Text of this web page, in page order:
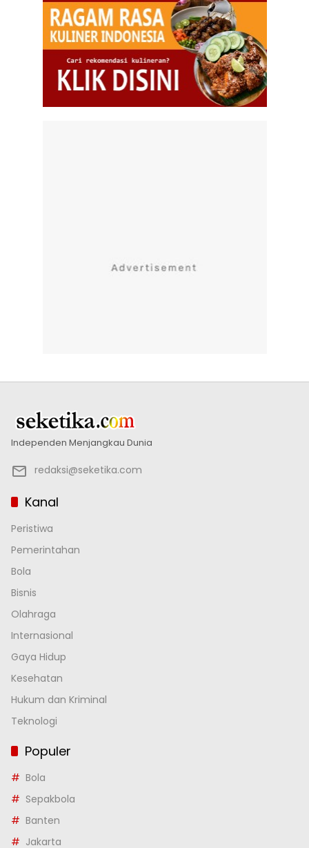
Independen Menjangkau Dunia
redaksi@seketika.com
Kanal
Peristiwa
Pemerintahan
Bola
Bisnis
Olahraga
Internasional
Gaya Hidup
Kesehatan
Hukum dan Kriminal
Teknologi
Populer
Bola
Sepakbola
Banten
Jakarta